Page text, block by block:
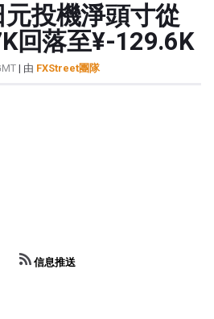
元投機淨頭寸從
回落至¥-129.6K
| 由 FXStreet團隊
信息推送